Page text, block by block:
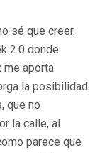
sé que creer.
2.0 donde
me aporta
la posibilidad
que no
la calle, al
parece que